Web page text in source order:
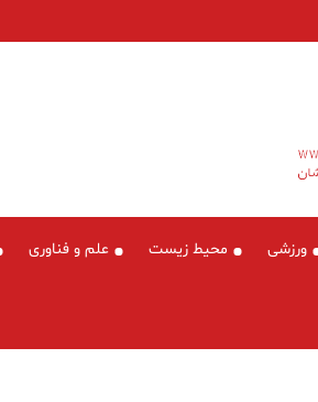
ورزشی محیط زیست علم و فناوری